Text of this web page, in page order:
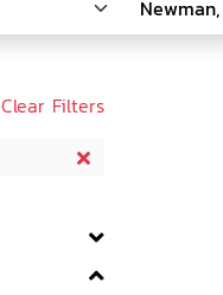
Clear Filters